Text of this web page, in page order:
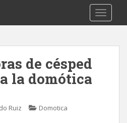
de césped
la domótica
Ruiz Domotica